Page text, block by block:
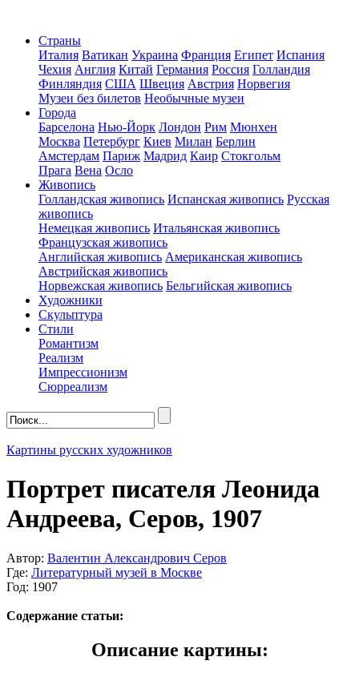
Страны
Италия Ватикан Украина Франция Египет Испания
Чехия Англия Китай Германия Россия Голландия
Финляндия США Швеция Австрия Норвегия
Музеи без билетов Необычные музеи
Города
Барселона Нью-Йорк Лондон Рим Мюнхен
Москва Петербург Киев Милан Берлин
Амстердам Париж Мадрид Каир Стокгольм
Прага Вена Осло
Живопись
Голландская живопись Испанская живопись Русская
живопись
Немецкая живопись Итальянская живопись
Французская живопись
Английская живопись Американская живопись
Австрийская живопись
Норвежская живопись Бельгийская живопись
Художники
Скульптура
Стили
Романтизм
Реализм
Импрессионизм
Сюрреализм
Картины русских художников
Портрет писателя Леонида
Андреева, Серов, 1907
Автор: Валентин Александрович Серов
Где: Литературный музей в Москве
Год: 1907
Содержание статьи:
Описание картины: